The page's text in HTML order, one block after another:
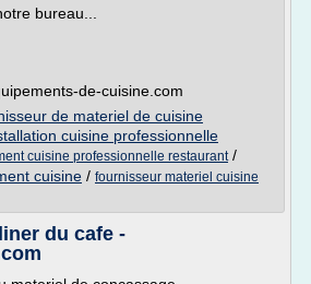
bureau...
de-cuisine.com
de materiel de cuisine
cuisine professionnelle
cuisine professionnelle restaurant/
cuisine / fournisseur materiel cuisine
du cafe -